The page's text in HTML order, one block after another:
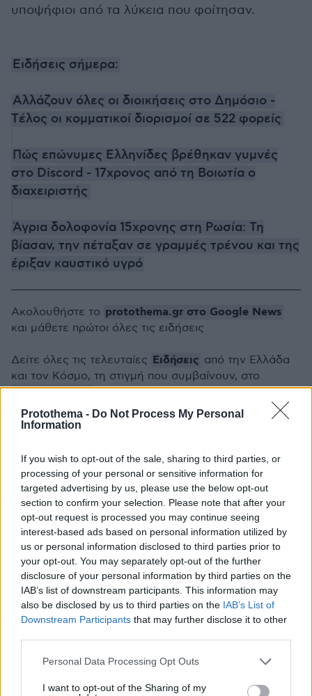
Protothema - Do Not Process My Personal
Information
If you wish to opt-out of the sale, sharing to third parties, or
processing of your personal or sensitive information for
targeted advertising by us, please use the below opt-out
section to confirm your selection. Please note that after your
opt-out request is processed you may continue seeing
interest-based ads based on personal information utilized by
us or personal information disclosed to third parties prior to
your opt-out. You may separately opt-out of the further
disclosure of your personal information by third parties on the
IAB’s list of downstream participants. This information may
also be disclosed by us to third parties on the IAB’s List of
Downstream Participants that may further disclose it to other
Please note that this website/app uses one or more Google
not limited to your visit or usage behaviour. You may click to
Personal Data Processing Opt Outs
I want to opt-out of the Sharing of my
υποψήφιοι από τα λύκεια που φοίτησαν.
Ειδήσεις σήμερα:
Αλλάζουν όλες οι διοικήσεις στο Δημόσιο -
Tέλος οι κομματικοί διορισμοί σε 522 φορείς
Πώς επώνυμες Ελληνίδες βρέθηκαν γυμνές
στο Discord - 17χρονος από τη Βοιωτία ο
διαχειριστής
Άγρια δολοφονία 15χρονης στη Ρωσία: Τη
βίασαν, την πέταξαν σε γραμμές τρένου και της
έριξαν καυστικό υγρό
Σχετικά Άρθρα
Ακολουθήστε το protothema.gr στο Google News
και μάθετε πρώτοι όλες τις ειδήσεις
Δείτε όλες τις τελευταίες Ειδήσεις από την Ελλάδα
και τον Κόσμο, τη στιγμή που συμβαίνουν, στο
Protothema.gr